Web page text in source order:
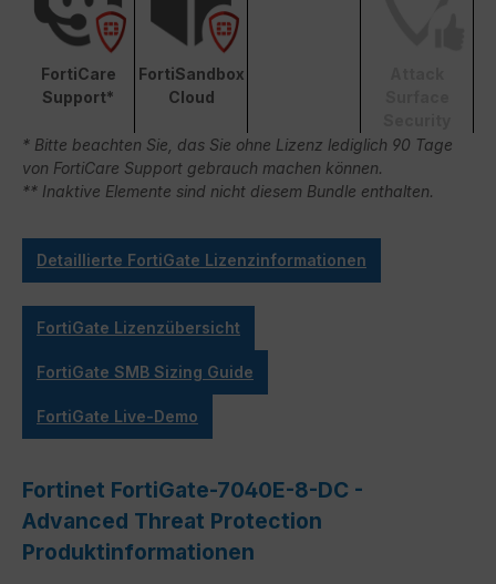
FortiCare
Support*
FortiSandbox
Cloud
* Bitte beachten Sie, das Sie ohne Lizenz lediglich 90 Tage
von FortiCare Support gebrauch machen können.
** Inaktive Elemente sind nicht diesem Bundle enthalten.
Detaillierte FortiGate Lizenzinformationen
FortiGate Lizenzübersicht
FortiGate SMB Sizing Guide
FortiGate Live-Demo
Fortinet FortiGate-7040E-8-DC -
Advanced Threat Protection
Produktinformationen